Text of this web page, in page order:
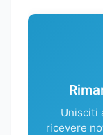
Unisciti
ricevere